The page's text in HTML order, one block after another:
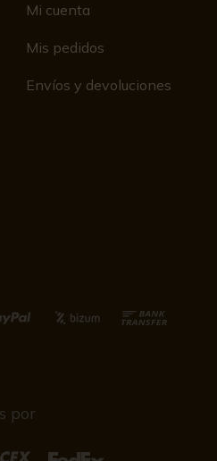
Mi cuenta
Mis pedidos
Envíos y devoluciones
por